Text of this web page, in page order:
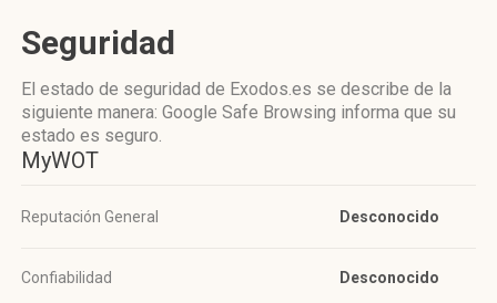
Seguridad
El estado de seguridad de Exodos.es se describe de la
siguiente manera: Google Safe Browsing informa que su
estado es seguro.
MyWOT
Reputación General Desconocido
Confiabilidad
Desconocido